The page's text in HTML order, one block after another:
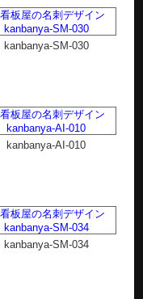
kanbanya-SM-030
kanbanya-AI-010
kanbanya-SM-034